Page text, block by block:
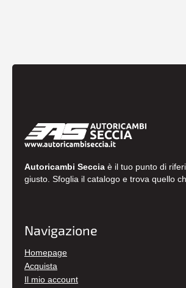
Autoricambi Seccia è il tuo punto di
giusto. Sfoglia il catalogo e trova quello
Navigazione
Homepage
Acquista
Il mio account